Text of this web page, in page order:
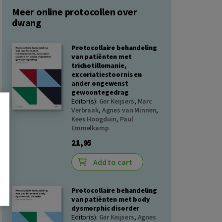
Meer online protocollen over
dwang
Protocollaire behandeling
van patiënten met
trichotillomanie,
excoriatiestoornis en
ander ongewenst
gewoontegedrag
Editor(s): Ger Keijsers, Marc
Verbraak, Agnes van Minnen,
Kees Hoogduin, Paul
Emmelkamp
21,95
Add to cart
Protocollaire behandeling
van patiënten met body
dysmorphic disorder
Editor(s): Ger Keijsers, Agnes